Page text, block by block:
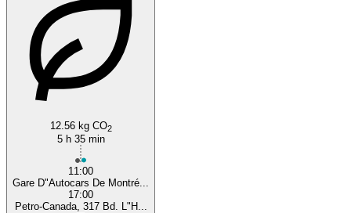
12.56 kg CO2
5 h 35 min
11:00
Gare D"Autocars De Montré...
17:00
Petro-Canada, 317 Bd. L"H...